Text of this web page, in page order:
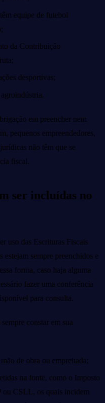
equipe de futebol
da Contribuição
desportivas;
em preencher nem
pequenos empreendedores,
não têm que se
fiscal.
ser incluídas no
uso das Escrituras Fiscais
estejam sempre preenchidos e
forma, caso haja alguma
fazer uma conferência
para consulta.
constar em sua
de obra ou empreitada;
na fonte, como o Imposto
ou CSLL, os quais incidem